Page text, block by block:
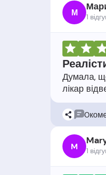
М 1
Думала,
0
M 1